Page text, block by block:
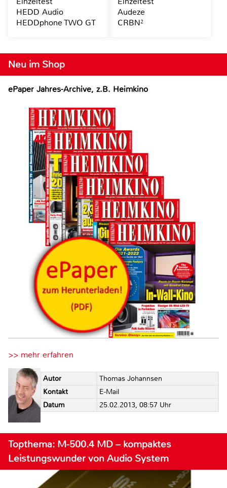
Neu im Shop
ePaper Jahres-Archive, z.B. Heimkino
>> mehr erfahren
Autor
Thomas Johannsen
Kontakt
E-Mail
Datum
25.02.2013, 08:57 Uhr
Topthema: M-500.4 MD – kompaktes
Leistungswunder von Audio System
HEDD Audio
HEDDphone TWO GT
Audeze
CRBN²